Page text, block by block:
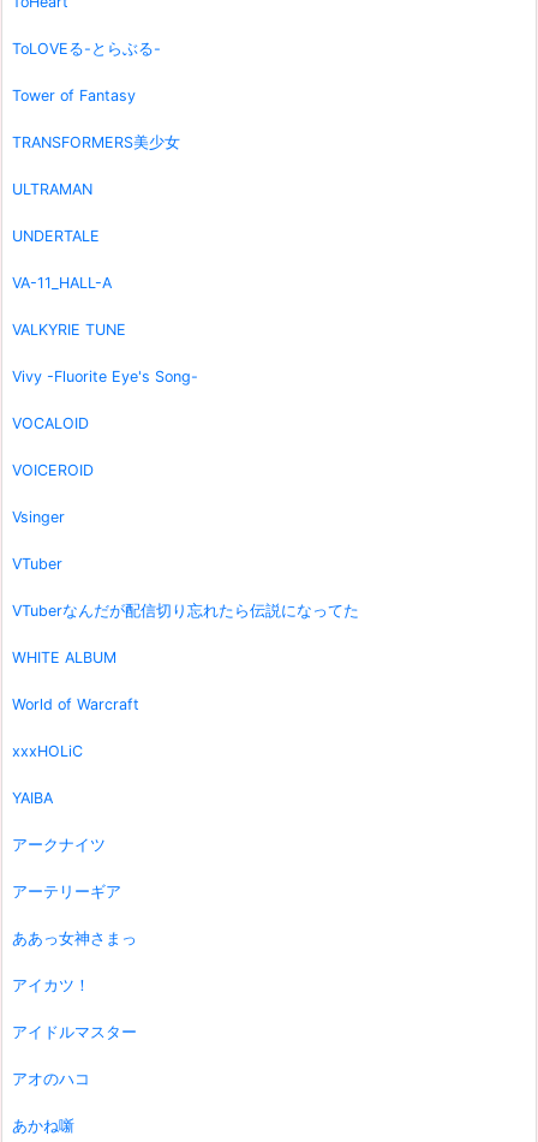
ToLOVEる-とらぶる-
Tower of Fantasy
TRANSFORMERS美少女
ULTRAMAN
UNDERTALE
VA-11_HALL-A
VALKYRIE TUNE
Vivy -Fluorite Eye's Song-
VOCALOID
VOICEROID
Vsinger
VTuber
VTuberなんだが配信切り忘れたら伝説になってた
WHITE ALBUM
World of Warcraft
xxxHOLiC
YAIBA
アークナイツ
アーテリーギア
ああっ女神さまっ
アイカツ！
アイドルマスター
アオのハコ
あかね噺